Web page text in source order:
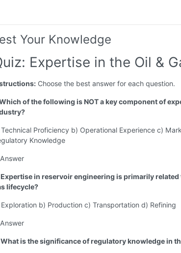
Your Knowledge
Expertise in the Oil &
Choose the best answer for each question.
of the following is NOT a key component of
Proficiency b) Operational Experience c)
Knowledge
Answer
in reservoir engineering is primarily
lifecycle?
b) Production c) Transportation d) Refining
Answer
is the significance of regulatory knowledge in